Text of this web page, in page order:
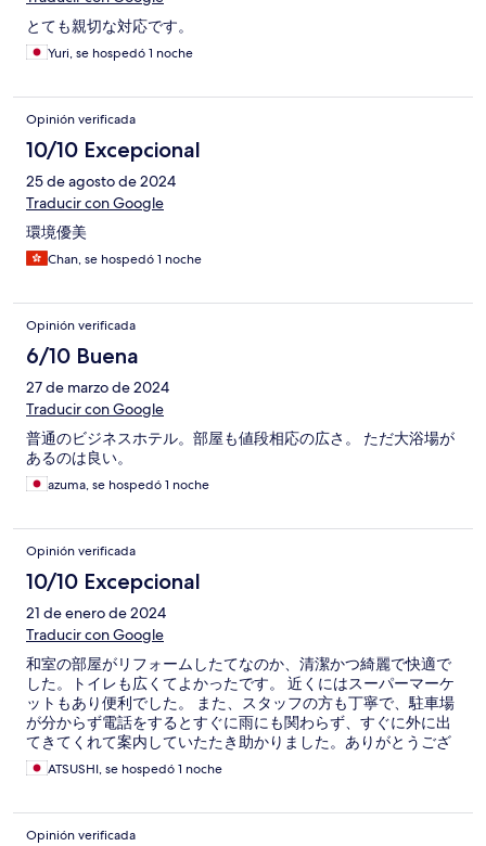
とても親切な対応です。
Yuri, se hospedó 1 noche
Opinión verificada
10/10 Excepcional
25 de agosto de 2024
Traducir con Google
環境優美
Chan, se hospedó 1 noche
Opinión verificada
6/10 Buena
27 de marzo de 2024
Traducir con Google
普通のビジネスホテル。部屋も値段相応の広さ。 ただ大浴場が
あるのは良い。
azuma, se hospedó 1 noche
Opinión verificada
10/10 Excepcional
21 de enero de 2024
Traducir con Google
和室の部屋がリフォームしたてなのか、清潔かつ綺麗で快適で
した。トイレも広くてよかったです。 近くにはスーパーマーケ
ットもあり便利でした。 また、スタッフの方も丁寧で、駐車場
が分からず電話をするとすぐに雨にも関わらず、すぐに外に出
てきてくれて案内していたたき助かりました。ありがとうござ
いました
ATSUSHI, se hospedó 1 noche
Opinión verificada